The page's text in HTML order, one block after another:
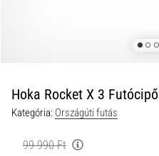
szindróma
(ITBS),
rendkívül
Hoka Rocket X 3 Futócipő
Kategória: Országúti futás
99 990 Ft